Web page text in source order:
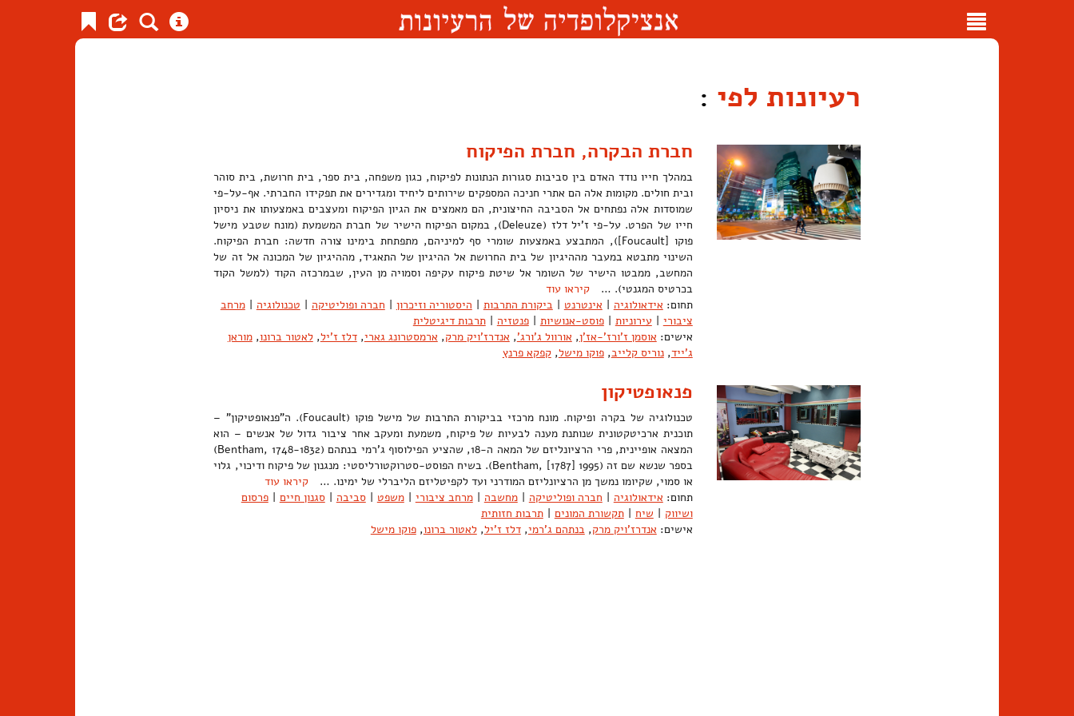
Toggle
רעיונות לפי :
חברת הבקרה, חברת הפיקוח
במהלך חייו נודד האדם בין סביבות סגורות הנתונות לפיקוח, כגון משפחה, בית ספר, בית חרושת, בית סוהר
ובית חולים. מקומות אלה הם אתרי חניכה המספקים שירותים ליחיד ומגדירים את תפקידו החברתי. אף-על-פי
שמוסדות אלה נפתחים אל הסביבה החיצונית, הם מאמצים את הגיון הפיקוח ומעצבים באמצעותו את ניסיון
חייו של הפרט. על-פי ז'יל דלז (Deleuze), במקום הפיקוח הישיר של חברת המשמעת (מונח שטבע מישל
פוקו [Foucault]), המתבצע באמצעות שומרי סף למיניהם, מתפתחת בימינו צורה חדשה: חברת הפיקוח.
השינוי מתבטא במעבר מההיגיון של בית החרושת אל ההיגיון של התאגיד, מההיגיון של המכונה אל זה של
המחשב, ממבטו הישיר של השומר אל שיטת פיקוח עקיפה וסמויה מן העין, שבמרכזה הקוד (למשל הקוד
בכרטיס המגנטי). …קיראו עוד
תחום: אידאולוגיה | אינטרנט | ביקורת התרבות | היסטוריה וזיכרון | חברה ופוליטיקה | טכנולוגיה | מרחב
ציבורי | עירוניות | פוסט-אנושיות | פנטזיה | תרבות דיגיטלית
אישים: אוסמן ז'ורז'-אז'ן, אורוול ג'ורג', אנדרז'ויק מרק, ארמסטרונג גארי,דלז ז'יל,לאטור ברונו,מוראן
ג'ייד,נוריס קלייב,פוקו מישל,קפקא פרנץ
פנאופטיקון
טכנולוגיה של בקרה ופיקוח. מונח מרכזי בביקורת התרבות של מישל פוקו (Foucault). ה"פנאופטיקון" –
תוכנית ארכיטקטונית שנותנת מענה לבעיות של פיקוח, משמעת ומעקב אחר ציבור גדול של אנשים – הוא
המצאה אופיינית, פרי הרציונליזם של המאה ה-18, שהציע הפילוסוף ג'רמי בנתהם (1748-1832 ,Bentham)
בספר שנשא שם זה (Bentham, [1787] 1995). בשיח הפוסט-סטרוקטורליסטי: מנגנון של פיקוח ודיכוי, גלוי
או סמוי, שקיומו נמשך מן הרציונליזם המודרני ועד לקפיטליזם הליברלי של ימינו. …קיראו עוד
תחום: אידאולוגיה | חברה ופוליטיקה | מחשבה | מרחב ציבורי | משפט | סביבה | סגנון חיים | פרסום
ושיווק | שיח | תקשורת המונים | תרבות חזותית
אישים: אנדרז'ויק מרק,בנתהם ג'רמי,דלז ז'יל,לאטור ברונו,פוקו מישל